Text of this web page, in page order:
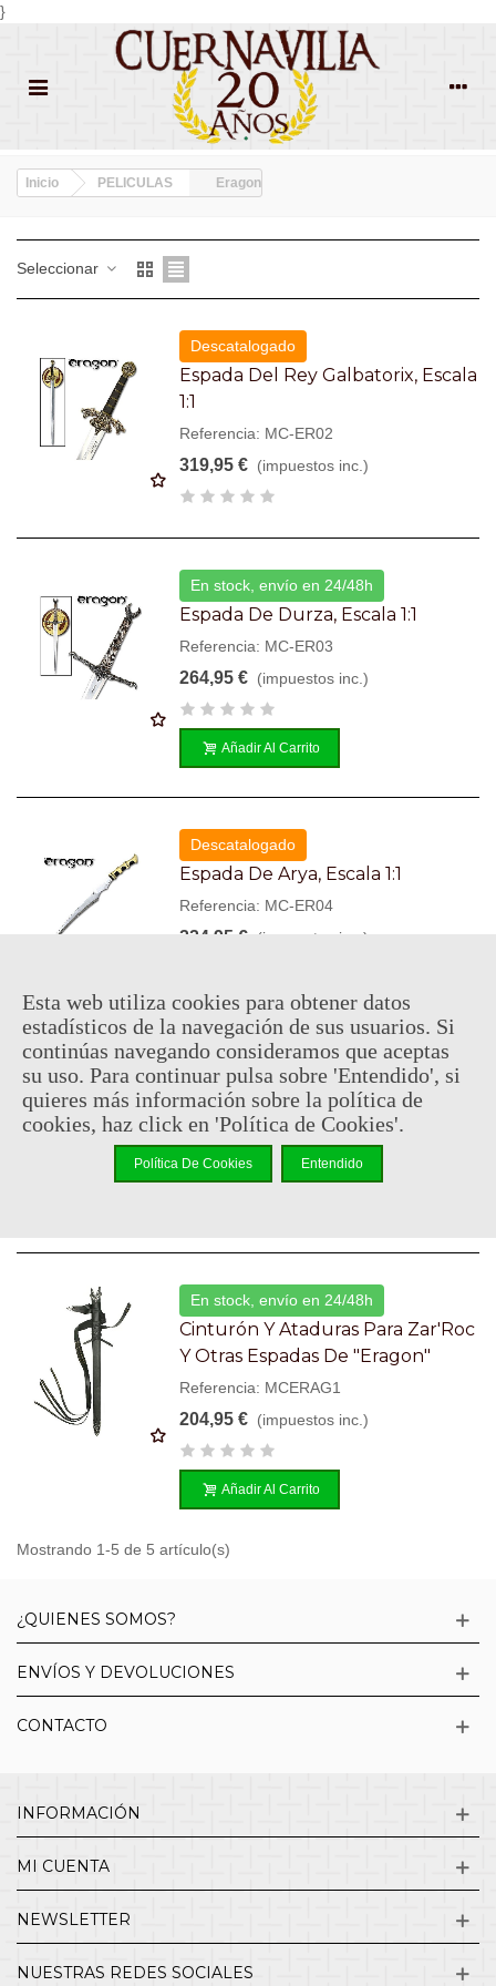
}
Inicio PELICULAS Eragon
Seleccionar
Descatalogado
Espada Del Rey Galbatorix, Escala
1:1
Referencia: MC-ER02
319,95 € (impuestos inc.)
En stock, envío en 24/48h
Espada De Durza, Escala 1:1
Referencia: MC-ER03
264,95 € (impuestos inc.)
Añadir Al Carrito
Descatalogado
Espada De Arya, Escala 1:1
Referencia: MC-ER04
224,95 € (impuestos inc.)
Descatalogado
Espada De Brom, Escala 1:1 -
Eragon
Referencia: MC-ER05
264,95 € (impuestos inc.)
En stock, envío en 24/48h
Cinturón Y Ataduras Para Zar'Roc
Y Otras Espadas De "Eragon"
Referencia: MCERAG1
204,95 € (impuestos inc.)
Añadir Al Carrito
Mostrando 1-5 de 5 artículo(s)
¿QUIENES SOMOS?
ENVÍOS Y DEVOLUCIONES
CONTACTO
INFORMACIÓN
MI CUENTA
NEWSLETTER
NUESTRAS REDES SOCIALES
Esta web utiliza cookies para obtener datos
estadísticos de la navegación de sus usuarios. Si
continúas navegando consideramos que aceptas
su uso. Para continuar pulsa sobre 'Entendido', si
quieres más información sobre la política de
cookies, haz click en 'Política de Cookies'.
Política De Cookies Entendido